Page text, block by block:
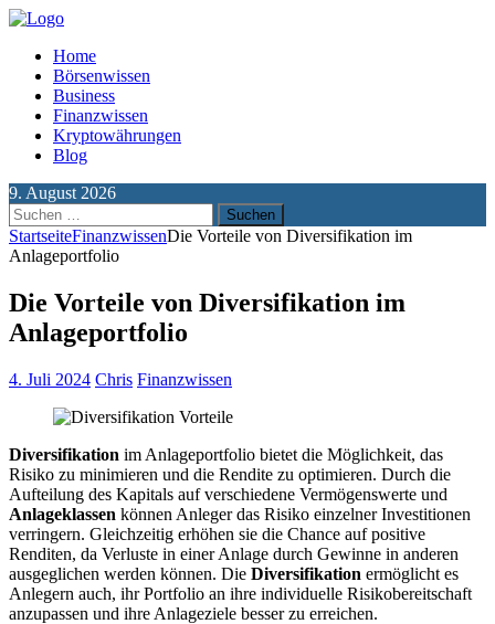
Home
Börsenwissen
Business
Finanzwissen
Kryptowährungen
Blog
9. August 2026
Suchen
nach:
StartseiteFinanzwissenDie Vorteile von Diversifikation im
Anlageportfolio
Die Vorteile von Diversifikation im
Anlageportfolio
4. Juli 2024 Chris Finanzwissen
Diversifikation im Anlageportfolio bietet die Möglichkeit, das
Risiko zu minimieren und die Rendite zu optimieren. Durch die
Aufteilung des Kapitals auf verschiedene Vermögenswerte und
Anlageklassen können Anleger das Risiko einzelner Investitionen
verringern. Gleichzeitig erhöhen sie die Chance auf positive
Renditen, da Verluste in einer Anlage durch Gewinne in anderen
ausgeglichen werden können. Die Diversifikation ermöglicht es
Anlegern auch, ihr Portfolio an ihre individuelle Risikobereitschaft
anzupassen und ihre Anlageziele besser zu erreichen.